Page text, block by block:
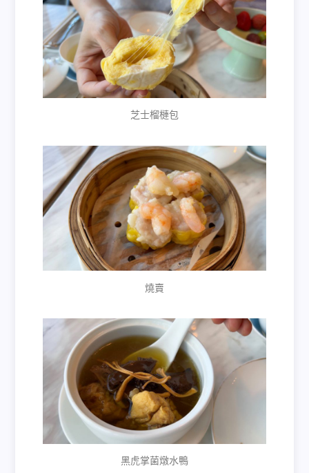
芝士榴槤包
燒賣
黑虎掌菌燉水鴨